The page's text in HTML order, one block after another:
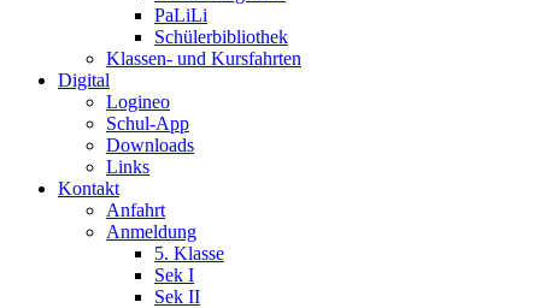
PaLiLi
Schülerbibliothek
Klassen- und Kursfahrten
Digital
Logineo
Schul-App
Downloads
Links
Kontakt
Anfahrt
Anmeldung
5. Klasse
Sek I
Sek II